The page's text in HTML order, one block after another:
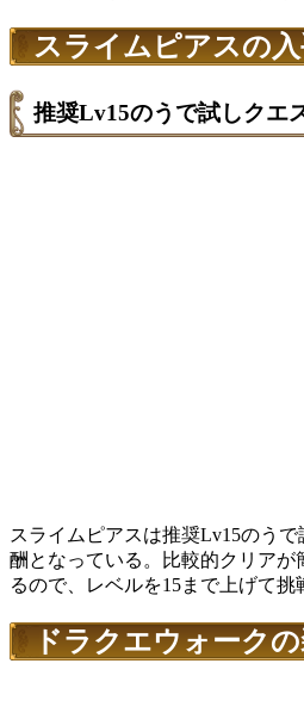
スライムピアスの
推奨Lv15のうで試しクエ
スライムピアスは推奨Lv15のう
酬となっている。比較的クリアが
るので、レベルを15まで上げて挑
ドラクエウォーク